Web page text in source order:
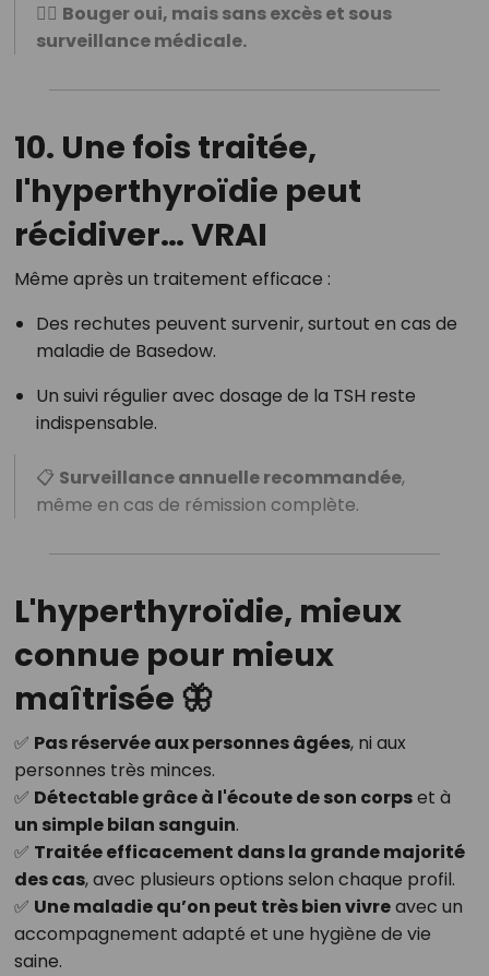
🏃‍♀️ Bouger oui, mais sans excès et sous
surveillance médicale.
10. Une fois traitée,
l'hyperthyroïdie peut
récidiver…VRAI
Même après un traitement efficace :
Des rechutes peuvent survenir, surtout en cas de
maladie de Basedow.
Un suivi régulier avec dosage de la TSH reste
indispensable.
📋 Surveillance annuelle recommandée,
même en cas de rémission complète.
L'hyperthyroïdie, mieux
connue pour mieux
maîtrisée 🦋
✅ Pas réservée aux personnes âgées, ni aux
personnes très minces.
✅ Détectable grâce à l'écoute de son corpset à
un simple bilan sanguin.
✅ Traitée efficacement dans la grande majorité
des cas, avec plusieurs options selon chaque profil.
✅ Une maladie qu’on peut très bien vivreavec un
accompagnement adapté et une hygiène de vie
saine.